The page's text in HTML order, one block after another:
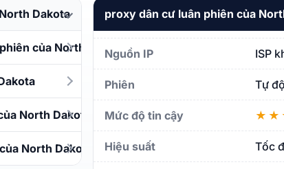
Dakota
của North Dakota
North Dakota
North Dakota
proxy dân cư luân phiên của
Nguồn IP ISP
Phiên Tự
Mức độ tin cậy
Hiệu suất Tốc